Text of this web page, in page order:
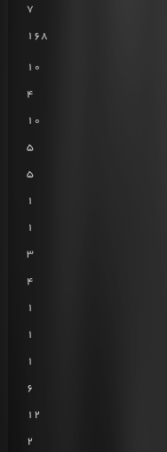
7
168
10
4
10
5
5
1
1
3
4
1
1
1
6
12
2